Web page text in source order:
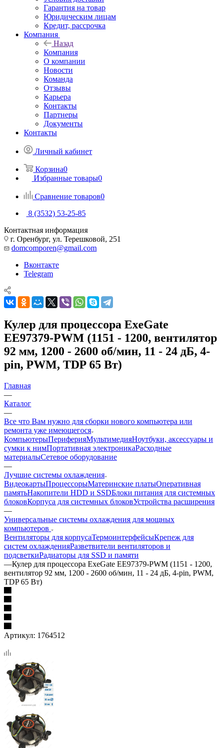
Гарантия на товар
Юридическим лицам
Кредит, рассрочка
Компания
Назад
Компания
О компании
Новости
Команда
Отзывы
Карьера
Контакты
Партнеры
Документы
Контакты
Личный кабинет
Корзина0
Избранные товары0
Сравнение товаров0
8 (3532) 53-25-85
Контактная информация
г. Оренбург, ул. Терешковой, 251
domcomporen@gmail.com
Вконтакте
Telegram
Кулер для процессора ExeGate
EE97379-PWM (1151 - 1200, вентилятор
92 мм, 1200 - 2600 об/мин, 11 - 24 дБ, 4-
pin, PWM, TDP 65 Вт)
Главная
—
Каталог
—
Все что Вам нужно для сборки нового компьютера или
ремонта уже имеющегося
КомпьютерыПериферияМультимедияНоутбуки, аксессуары и
сумки к нимПортативная электроникаРасходные
материалыСетевое оборудование
—
Лучшие системы охлаждения
ВидеокартыПроцессорыМатеринские платыОперативная
памятьНакопители HDD и SSDБлоки питания для системных
блоковКорпуса для системных блоковУстройства расширения
—
Универсальные системы охлаждения для мощных
компьютеров
Вентиляторы для корпусаТермоинтерфейсыКрепеж для
систем охлажденияРазветвители вентиляторов и
подсветкиРадиаторы для SSD и памяти
—Кулер для процессора ExeGate EE97379-PWM (1151 - 1200,
вентилятор 92 мм, 1200 - 2600 об/мин, 11 - 24 дБ, 4-pin, PWM,
TDP 65 Вт)
Артикул: 1764512